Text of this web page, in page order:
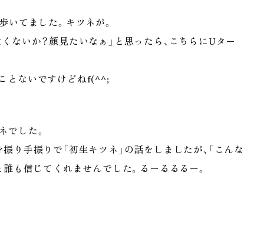
いてました。キツネが。
ないか？顔見たいなぁ」と思ったら、こちらにUター
とないですけどねf(^^;
した。
手振りで「初生キツネ」の話をしましたが、「こんな
も信じてくれませんでした。るーるるるー。